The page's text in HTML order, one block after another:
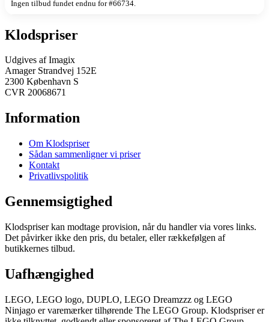
Ingen tilbud fundet endnu for #66734.
Klodspriser
Udgives af Imagix
Amager Strandvej 152E
2300 København S
CVR 20068671
Information
Om Klodspriser
Sådan sammenligner vi priser
Kontakt
Privatlivspolitik
Gennemsigtighed
Klodspriser kan modtage provision, når du handler via vores links.
Det påvirker ikke den pris, du betaler, eller rækkefølgen af
butikkernes tilbud.
Uafhængighed
LEGO, LEGO logo, DUPLO, LEGO Dreamzzz og LEGO
Ninjago er varemærker tilhørende The LEGO Group. Klodspriser er